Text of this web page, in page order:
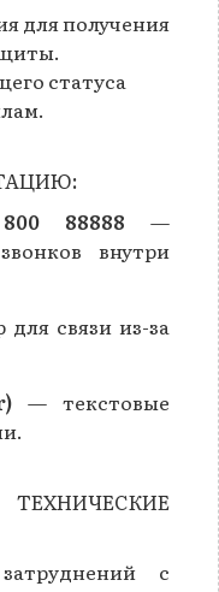
для получения
статуса
88888 —
внутри
связи из-за
— текстовые
с